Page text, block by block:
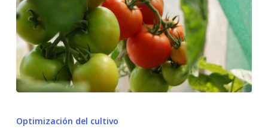
Optimización del cultivo